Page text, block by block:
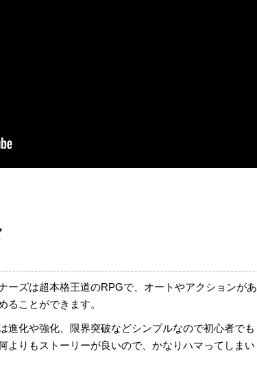
ーズは超本格王道のRPGで、オートやアクションがあ
ることができます。
進化や強化、限界突破などシンプルなので初心者でも
よりもストーリーが良いので、かなりハマってしまい